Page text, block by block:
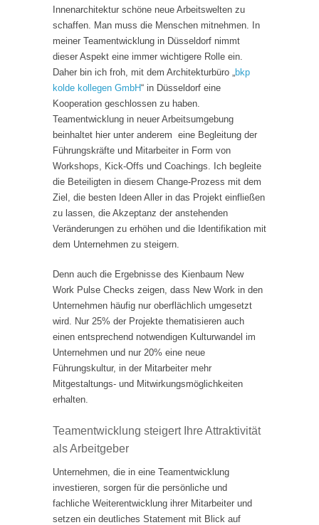
Innenarchitektur schöne neue Arbeitswelten zu
schaffen. Man muss die Menschen mitnehmen. In
meiner Teamentwicklung in Düsseldorf nimmt
dieser Aspekt eine immer wichtigere Rolle ein.
Daher bin ich froh, mit dem Architekturbüro „bkp
kolde kollegen GmbH“ in Düsseldorf eine
Kooperation geschlossen zu haben.
Teamentwicklung in neuer Arbeitsumgebung
beinhaltet hier unter anderem eine Begleitung der
Führungskräfte und Mitarbeiter in Form von
Workshops, Kick-Offs und Coachings. Ich begleite
die Beteiligten in diesem Change-Prozess mit dem
Ziel, die besten Ideen Aller in das Projekt einfließen
zu lassen, die Akzeptanz der anstehenden
Veränderungen zu erhöhen und die Identifikation mit
dem Unternehmen zu steigern.
Denn auch die Ergebnisse des Kienbaum New
Work Pulse Checks zeigen, dass New Work in den
Unternehmen häufig nur oberflächlich umgesetzt
wird. Nur 25% der Projekte thematisieren auch
einen entsprechend notwendigen Kulturwandel im
Unternehmen und nur 20% eine neue
Führungskultur, in der Mitarbeiter mehr
Mitgestaltungs- und Mitwirkungsmöglichkeiten
erhalten.
Teamentwicklung steigert Ihre Attraktivität
als Arbeitgeber
Unternehmen, die in eine Teamentwicklung
investieren, sorgen für die persönliche und
fachliche Weiterentwicklung ihrer Mitarbeiter und
setzen ein deutliches Statement mit Blick auf